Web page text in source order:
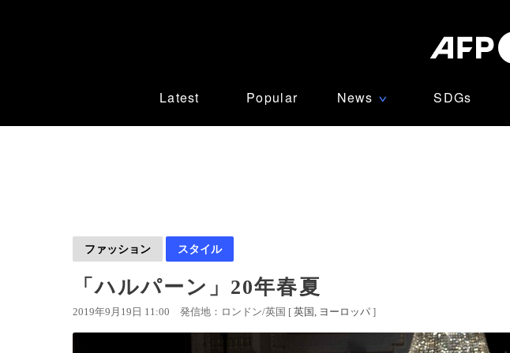
Latest Popular News ∨ SDGs
ファッション スタイル
「ハルパーン」20年春夏
2019年9月19日 11:00 発信地：ロンドン/英国 [ 英国 ヨーロッパ ]